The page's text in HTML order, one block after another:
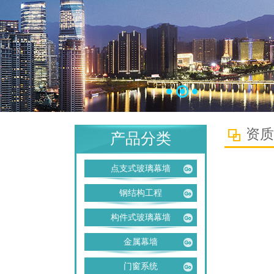
产品分类
点支式玻璃幕墙
钢结构工程
构件式玻璃幕墙
金属幕墙
门窗系统
资